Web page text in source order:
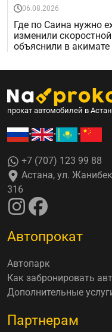
06.08.2026
Где по Саина нужно
изменили
объяснили в
прокат автомобилей в
• • •
+7 (707) 123 99 88
Астана, ул.
316
Автопрокат
Автопарк
Как забронировать
Дополнительные
Партнерам